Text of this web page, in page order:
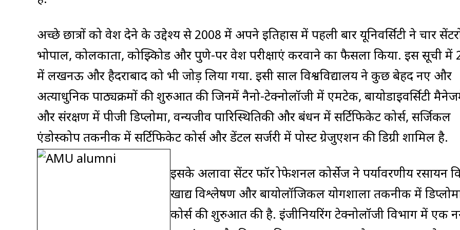
अच्छे छात्रों को प्रवेश देने के उद्देश्य से 2008 में अपने इतिहास में पहली बार यूनिवर्सिटी ने चार
भोपाल, कोलकाता, कोझ्किोड और पुणे-पर प्रवेश परीक्षाएं करवाने का फैसला किया. इस सूची में
में लखनऊ और हैदराबाद को भी जोड़ लिया गया. इसी साल विश्वविद्यालय ने कुछ बेहद नए और
अत्याधुनिक पाठ्यक्रमों की शुरुआत की जिनमें नैनो-टेक्नोलॉजी में एमटेक, बायोडाइवर्सिटी
और संरक्षण में पीजी डिप्लोमा, वन्यजीव पारिस्थितिकी और प्रबंधन में सर्टिफिकेट कोर्स, सर्जिकल
एंडोस्कोप तकनीक में सर्टिफिकेट कोर्स और डेंटल सर्जरी में पोस्ट ग्रेजुएशन की डिग्री शामिल है.
इसके अलावा सेंटर फॉर प्रोफेशनल कोर्सेज ने पर्यावरणीय रसायन
खाद्य विश्लेषण और बायोलॉजिकल प्रयोगशाला तकनीक में
कोर्स की शुरुआत की है. इंजीनियरिंग टेक्नोलॉजी विभाग में एक